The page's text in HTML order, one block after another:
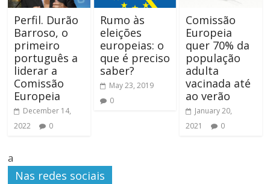
Perfil. Durão
Barroso, o
primeiro
português a
liderar a
Comissão
Europeia
December 14,
2022
0
Rumo às
eleições
europeias: o
que é preciso
saber?
May 23, 2019
0
Comissão
Europeia
quer 70% da
população
adulta
vacinada até
ao verão
January 20,
2021
0
a
Nas redes sociais